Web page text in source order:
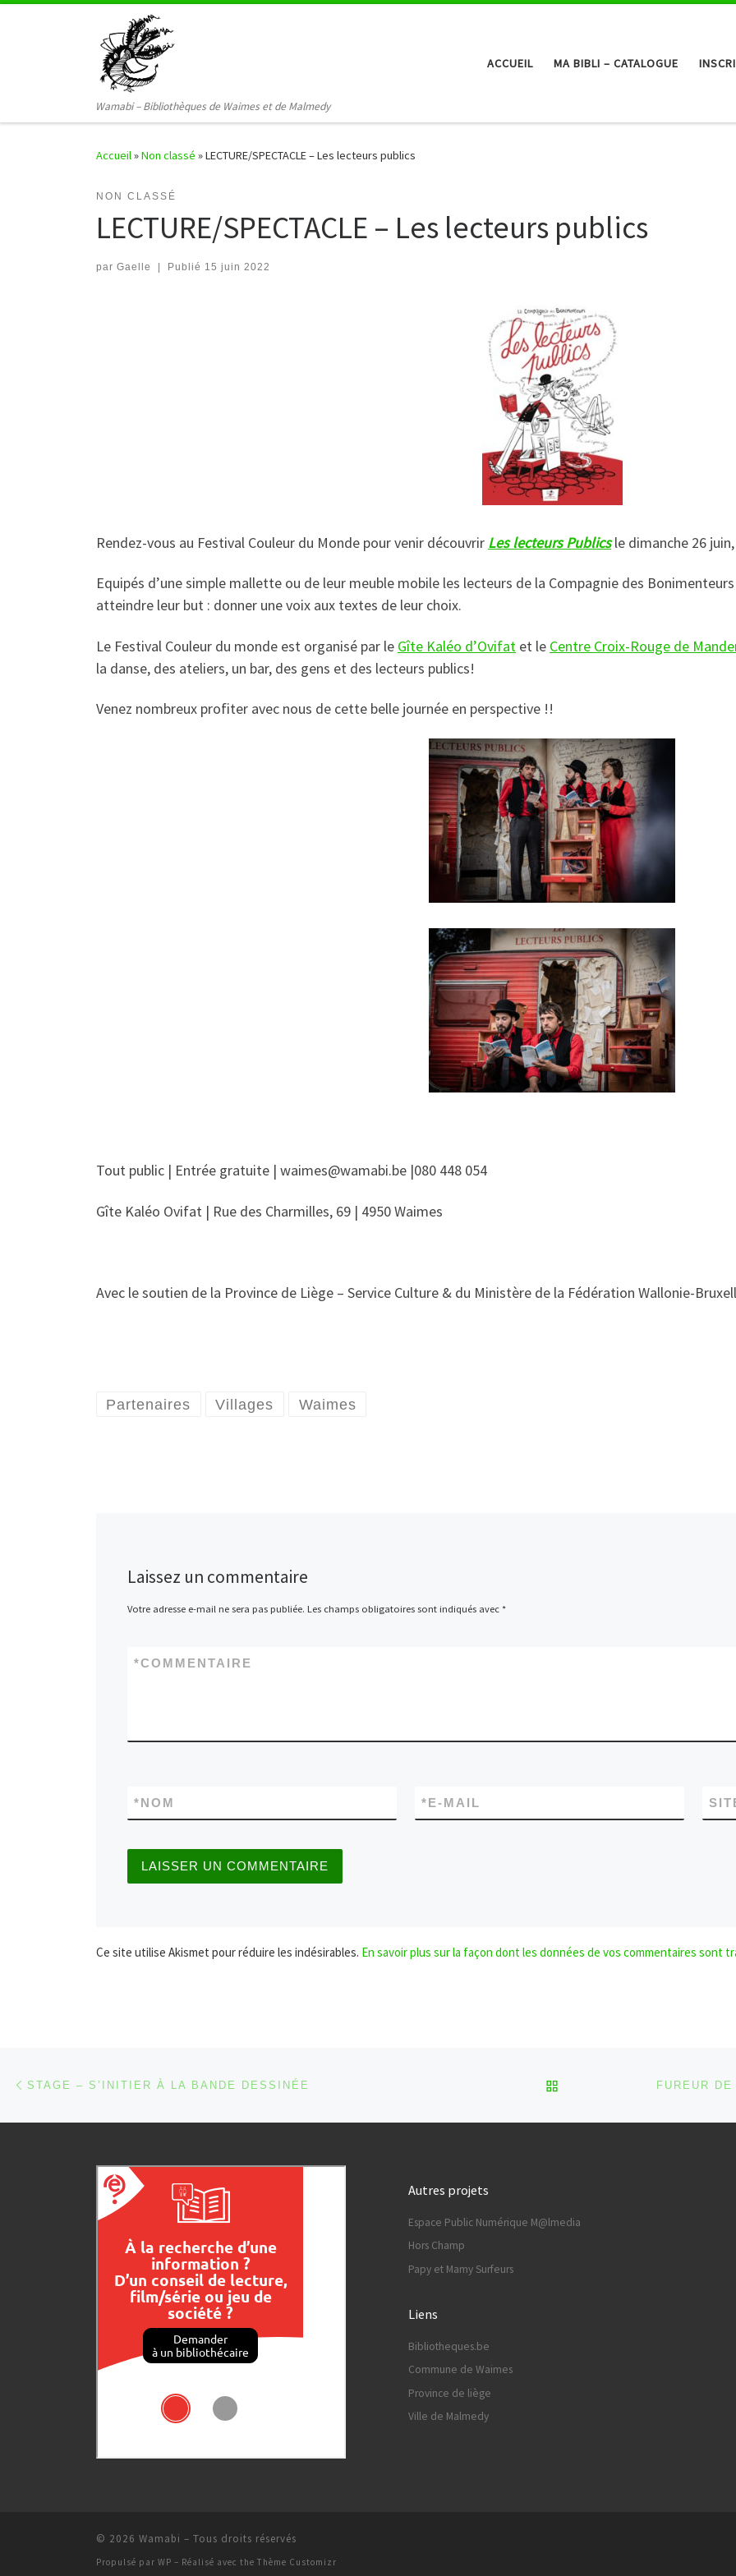
Wamabi – Bibliothèques de Waimes et de Malmedy
ACCUEIL MA BIBLI – CATALOGUE
Accueil»Non classé »LECTURE/SPECTACLE – Les lecteurs publics
NON CLASSÉ
LECTURE/SPECTACLE – Les lecteurs publics
par Gaelle Publié 15 juin 2022
Rendez-vous au Festival Couleur du Monde pour venir découvrir Les lecteurs Publicsle dimanche 26
Equipés d’une simple mallette ou de leur meuble mobile les lecteurs de la Compagnie des
atteindre leur but : donner une voix aux textes de leur choix.
Le Festival Couleur du monde est organisé par le Gîte Kaléo d’Ovifat et le Centre Croix-Rouge de
la danse, des ateliers, un bar, des gens et des lecteurs publics!
Venez nombreux profiter avec nous de cette belle journée en perspective !!
Tout public | Entrée gratuite | waimes@wamabi.be |080 448 054
Gîte Kaléo Ovifat | Rue des Charmilles, 69 | 4950 Waimes
Avec le soutien de la Province de Liège – Service Culture & du Ministère de la Fédération Wallonie-
Partenaires Villages Waimes
Laissez un commentaire
Votre adresse e-mail ne sera pas publiée. Les champs obligatoires sont indiqués avec *
COMMENTAIRE
*
NOM
* E-MAIL
*
Ce site utilise Akismet pour réduire les indésirables. En savoir plus sur la façon dont les données de vos commentaires sont
Parcourir les articles
STAGE – S’INITIER À LA BANDE DESSINÉE RETOUR À LA LISTE DES
Autres projets
Espace Public Numérique M@lmedia
Hors Champ
Papy et Mamy Surfeurs
Liens
Bibliotheques.be
Commune de Waimes
Province de liège
Ville de Malmedy
© 2026 Wamabi – Tous droits réservés
Propulsé par WP – Réalisé avec the Thème Customizr